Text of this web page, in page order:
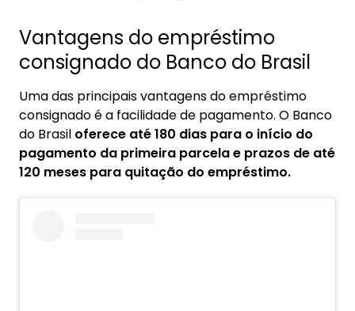
Vantagens do empréstimo
consignado do Banco do Brasil
Uma das principais vantagens do empréstimo
consignado é a facilidade de pagamento. O Banco
do Brasil oferece até 180 dias para o início do
pagamento da primeira parcela e prazos de até
120 meses para quitação do empréstimo.